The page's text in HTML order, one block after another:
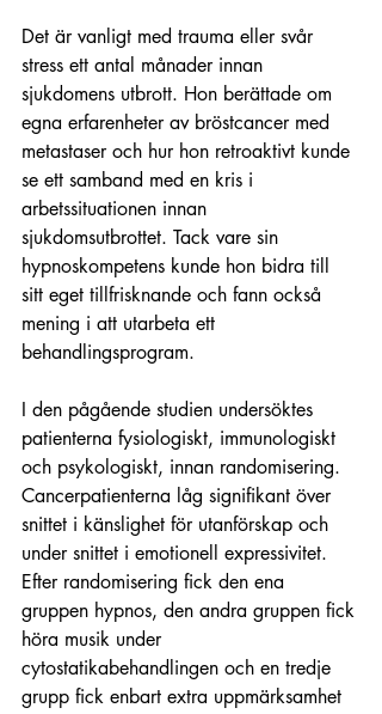
Det är vanligt med trauma eller svår
stress ett antal månader innan
sjukdomens utbrott. Hon berättade om
egna erfarenheter av bröstcancer med
metastaser och hur hon retroaktivt kunde
se ett samband med en kris i
arbetssituationen innan
sjukdomsutbrottet. Tack vare sin
hypnoskompetens kunde hon bidra till
sitt eget tillfrisknande och fann också
mening i att utarbeta ett
behandlingsprogram.
I den pågående studien undersöktes
patienterna fysiologiskt, immunologiskt
och psykologiskt, innan randomisering.
Cancerpatienterna låg signifikant över
snittet i känslighet för utanförskap och
under snittet i emotionell expressivitet.
Efter randomisering fick den ena
gruppen hypnos, den andra gruppen fick
höra musik under
cytostatikabehandlingen och en tredje
grupp fick enbart extra uppmärksamhet